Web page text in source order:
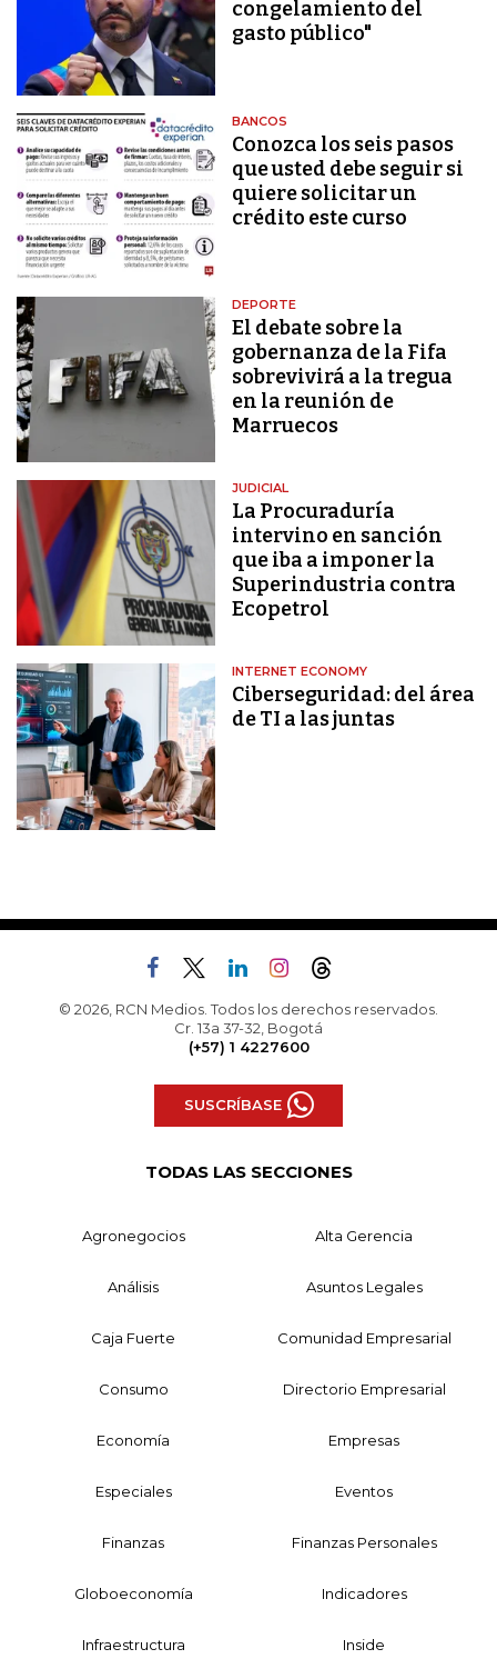
congelamiento del
gasto público"
BANCOS
Conozca los seis pasos
que usted debe seguir si
quiere solicitar un
crédito este curso
DEPORTE
El debate sobre la
gobernanza de la Fifa
sobrevivirá a la tregua
en la reunión de
Marruecos
JUDICIAL
La Procuraduría
intervino en sanción
que iba a imponer la
Superindustria contra
Ecopetrol
INTERNET ECONOMY
Ciberseguridad: del área
de TI a las juntas
© 2026, RCN Medios. Todos los derechos reservados.
Cr. 13a 37-32, Bogotá
(+57) 1 4227600
SUSCRÍBASE
TODAS LAS SECCIONES
Agronegocios Alta Gerencia
Análisis Asuntos Legales
Caja Fuerte Comunidad Empresarial
Consumo Directorio Empresarial
Economía Empresas
Especiales Eventos
Finanzas Finanzas Personales
Globoeconomía Indicadores
Infraestructura Inside